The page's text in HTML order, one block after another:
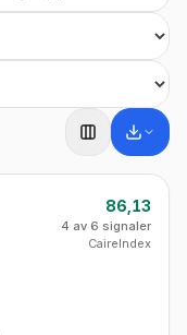
86,13
4 av 6 signaler
CaireIndex